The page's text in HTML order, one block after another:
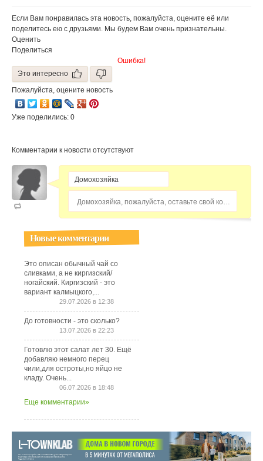
Если Вам понравилась эта новость, пожалуйста, оцените её или
поделитесь ею с друзьями. Мы будем Вам очень признательны.
Оценить
Поделиться
Ошибка!
Это интересно
Пожалуйста, оцените новость
Уже поделились: 0
Комментарии к новости отсутствуют
Домохозяйка, пожалуйста, оставьте свой комментарий...
Новые комментарии
Это описан обычный чай со
сливками, а не киргизский/
ногайский. Киргизский - это
вариант калмыцкого,...
29.07.2026 в 12:38
До готовности - это сколько?
13.07.2026 в 22:23
Готовлю этот салат лет 30. Ещё
добавляю немного перец
чили,для остроты,но яйцо не
кладу. Очень...
06.07.2026 в 18:48
Еще комментарии»